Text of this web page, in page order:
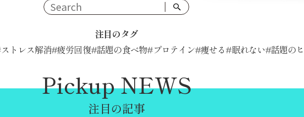
注目のタグ
ストレス解消 疲労回復 話題の食べ物 プロテイン 痩せる 眠れない 話題の
Pickup NEWS
注目の記事